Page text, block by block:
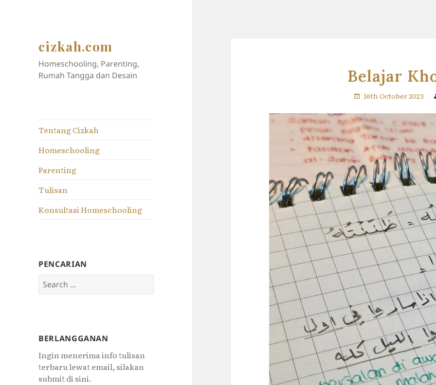
cizkah.com
Homeschooling, Parenting,
Rumah Tangga dan Desain
Tentang Cizkah
Homeschooling
Parenting
Tulisan
Konsultasi Homeschooling
PENCARIAN
Search
for:
BERLANGGANAN
Ingin menerima info tulisan
terbaru lewat email, silakan
submit di sini.
Belajar
16th October 2023